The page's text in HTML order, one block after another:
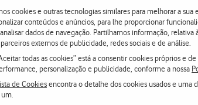
cookies e outras tecnologias similares para melhorar a sua
conteúdos e anúncios, para lhe proporcionar
dados de navegação. Partilhamos informação, relativa
externos de publicidade, redes sociais e de análise.
todas as cookies” está a consentir cookies próprios e
personalização e publicidade, conforme a nossa
de Cookiesencontra o detalhe dos cookies usados e uma
em listas de distribuição.